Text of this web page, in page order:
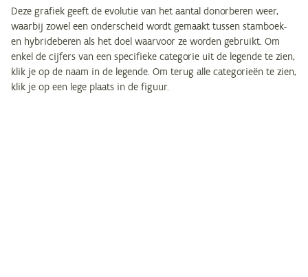
Deze grafiek geeft de evolutie van het aantal donorberen weer,
waarbij zowel een onderscheid wordt gemaakt tussen stamboek-
en hybrideberen als het doel waarvoor ze worden gebruikt. Om
enkel de cijfers van een specifieke categorie uit de legende te zien,
klik je op de naam in de legende. Om terug alle categorieën te zien,
klik je op een lege plaats in de figuur.